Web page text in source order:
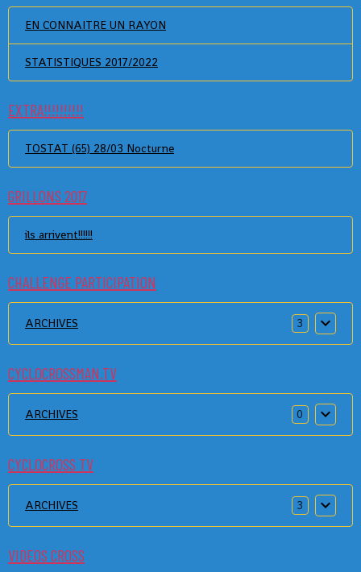
EN CONNAITRE UN RAYON
STATISTIQUES 2017/2022
EXTRA!!!!!!!!!!
TOSTAT (65) 28/03 Nocturne
GRILLONS 2017
ils arrivent!!!!!!
CHALLENGE PARTICIPATION
ARCHIVES 3
CYCLOCROSSMAN.TV
ARCHIVES 0
CYCLOCROSS TV
ARCHIVES 3
VIDEOS CROSS